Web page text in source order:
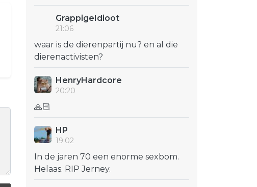
GrappigeIdioot
21:06
waar is de dierenpartij nu? en al die
dierenactivisten?
HenryHardcore
20:20
🙏🏻
HP
19:02
In de jaren 70 een enorme sexbom.
Helaas. RIP Jerney.